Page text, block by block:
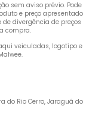
sem aviso prévio. Pode
e preço apresentado
divergência de preços
compra.
do Rio Cerro, Jaraguá do